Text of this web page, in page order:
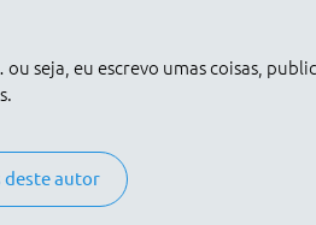
seja, eu escrevo umas coisas,
deste autor